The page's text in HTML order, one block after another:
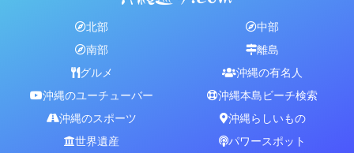
北部
中部
南部
離島
グルメ
沖縄の有名人
沖縄のユーチューバー
沖縄本島ビーチ検索
沖縄のスポーツ
沖縄らしいもの
世界遺産
パワースポット